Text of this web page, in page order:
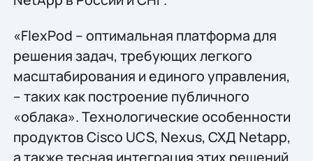
«FlexPod – оптимальная платформа для
решения задач, требующих легкого
масштабирования и единого управления,
– таких как построение публичного
«облака». Технологические особенности
продуктов Cisco UCS, Nexus, СХД Netapp,